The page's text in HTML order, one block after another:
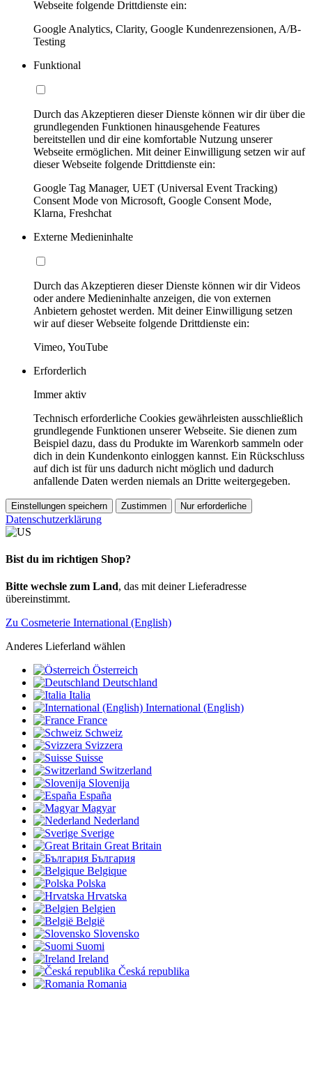
Webseite folgende Drittdienste ein:
Google Analytics, Clarity, Google Kundenrezensionen, A/B-
Testing
Funktional
Durch das Akzeptieren dieser Dienste können wir dir über die
grundlegenden Funktionen hinausgehende Features
bereitstellen und dir eine komfortable Nutzung unserer
Webseite ermöglichen. Mit deiner Einwilligung setzen wir auf
dieser Webseite folgende Drittdienste ein:
Google Tag Manager, UET (Universal Event Tracking)
Consent Mode von Microsoft, Google Consent Mode,
Klarna, Freshchat
Externe Medieninhalte
Durch das Akzeptieren dieser Dienste können wir dir Videos
oder andere Medieninhalte anzeigen, die von externen
Anbietern gehostet werden. Mit deiner Einwilligung setzen
wir auf dieser Webseite folgende Drittdienste ein:
Vimeo, YouTube
Erforderlich
Immer aktiv
Technisch erforderliche Cookies gewährleisten ausschließlich
grundlegende Funktionen unserer Webseite. Sie dienen zum
Beispiel dazu, dass du Produkte im Warenkorb sammeln oder
dich in dein Kundenkonto einloggen kannst. Ein Rückschluss
auf dich ist für uns dadurch nicht möglich und dadurch
anfallende Daten werden niemals an Dritte weitergegeben.
Einstellungen speichern Zustimmen Nur erforderliche
Datenschutzerklärung
Bist du im richtigen Shop?
Bitte wechsle zum Land, das mit deiner Lieferadresse
übereinstimmt.
Zu Cosmeterie International (English)
Anderes Lieferland wählen
Österreich
Deutschland
Italia
International (English)
France
Schweiz
Svizzera
Suisse
Switzerland
Slovenija
España
Magyar
Nederland
Sverige
Great Britain
България
Belgique
Polska
Hrvatska
Belgien
België
Slovensko
Suomi
Ireland
Česká republika
Romania